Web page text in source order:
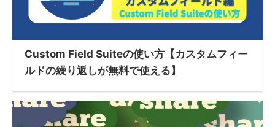
Custom Field Suiteの使い方【カスタムフィー
ルドの繰り返しが無料で使える】